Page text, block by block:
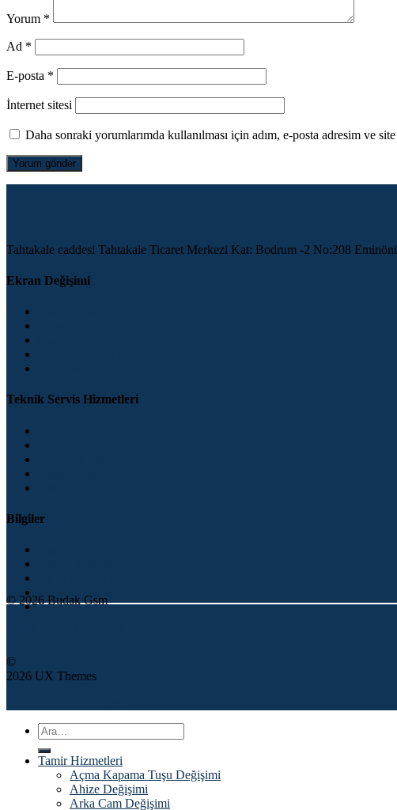
Yorum *
Ad *
E-posta *
İnternet sitesi
Daha sonraki yorumlarımda kullanılması için adım, e-posta adresim ve
Tahtakale caddesi Tahtakale Ticaret Merkezi Kat: Bodrum -2 No:208
Ekran Değişimi
Teknik Servis Hizmetleri
Bilgiler
Sıkça Sorulan Sorular
İletişim
© 2026 Budak Gsm
©
2026 UX Themes
Ara:
Tamir Hizmetleri
Açma Kapama Tuşu Değişimi
Ahize Değişimi
Arka Cam Değişimi